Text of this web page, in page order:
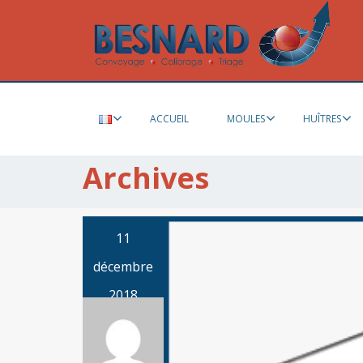
ACCUEIL MOULES HUÎTRES
Archives
11
décembre
2018